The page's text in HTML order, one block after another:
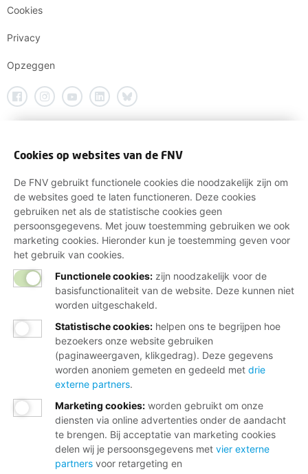
Cookies
Privacy
Opzeggen
Cookies op websites van de FNV
De FNV gebruikt functionele cookies die noodzakelijk zijn om
de websites goed te laten functioneren. Deze cookies
gebruiken net als de statistische cookies geen
persoonsgegevens. Met jouw toestemming gebruiken we ook
marketing cookies. Hieronder kun je toestemming geven voor
het gebruik van cookies.
Functionele cookies: zijn noodzakelijk voor de
basisfunctionaliteit van de website. Deze kunnen niet
worden uitgeschakeld.
Statistische cookies: helpen ons te begrijpen hoe
bezoekers onze website gebruiken
(paginaweergaven, klikgedrag). Deze gegevens
worden anoniem gemeten en gedeeld met drie
externe partners.
Marketing cookies: worden gebruikt om onze
diensten via online advertenties onder de aandacht
te brengen. Bij acceptatie van marketing cookies
delen wij je persoonsgegevens met vier externe
partners voor retargeting en